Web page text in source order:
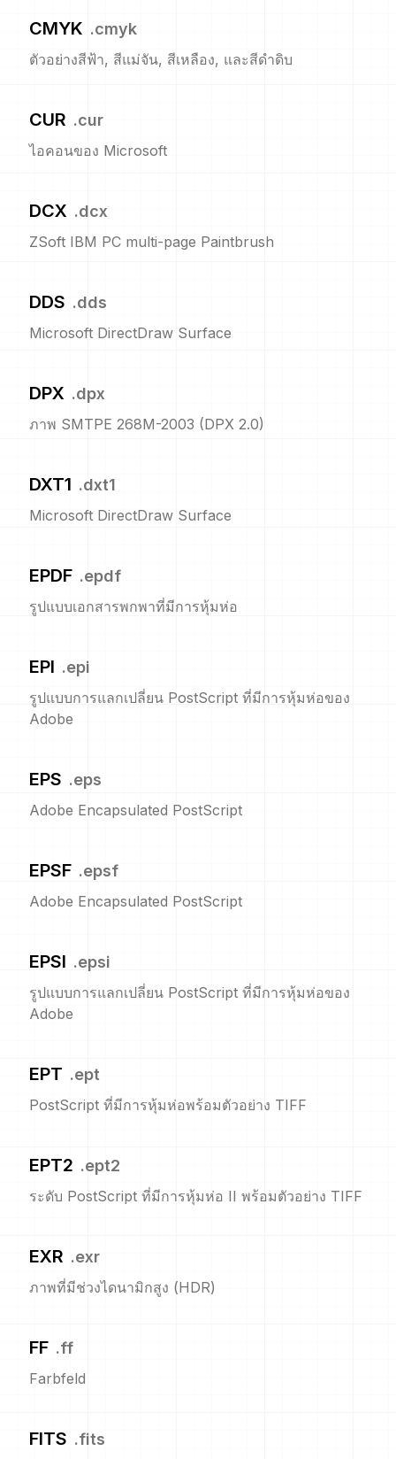
CMYK .cmyk
ตัวอย่างสีฟ้า, สีแม่จัน, สีเหลือง, และสีดำดิบ
CUR .cur
ไอคอนของ Microsoft
DCX .dcx
ZSoft IBM PC multi-page Paintbrush
DDS .dds
Microsoft DirectDraw Surface
DPX .dpx
ภาพ SMTPE 268M-2003 (DPX 2.0)
DXT1 .dxt1
Microsoft DirectDraw Surface
EPDF .epdf
รูปแบบเอกสารพกพาที่มีการหุ้มห่อ
EPI .epi
รูปแบบการแลกเปลี่ยน PostScript ที่มีการหุ้มห่อของ
Adobe
EPS .eps
Adobe Encapsulated PostScript
EPSF .epsf
Adobe Encapsulated PostScript
EPSI .epsi
รูปแบบการแลกเปลี่ยน PostScript ที่มีการหุ้มห่อของ
Adobe
EPT .ept
PostScript ที่มีการหุ้มห่อพร้อมตัวอย่าง TIFF
EPT2 .ept2
ระดับ PostScript ที่มีการหุ้มห่อ II พร้อมตัวอย่าง TIFF
EXR .exr
ภาพที่มีช่วงไดนามิกสูง (HDR)
FF .ff
Farbfeld
FITS .fits